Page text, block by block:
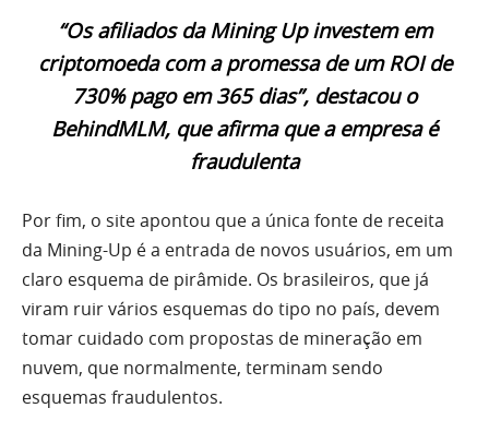
“Os afiliados da Mining Up investem em
criptomoeda com a promessa de um ROI de
730% pago em 365 dias”, destacou o
BehindMLM, que afirma que a empresa é
fraudulenta
Por fim, o site apontou que a única fonte de receita
da Mining-Up é a entrada de novos usuários, em um
claro esquema de pirâmide. Os brasileiros, que já
viram ruir vários esquemas do tipo no país, devem
tomar cuidado com propostas de mineração em
nuvem, que normalmente, terminam sendo
esquemas fraudulentos.